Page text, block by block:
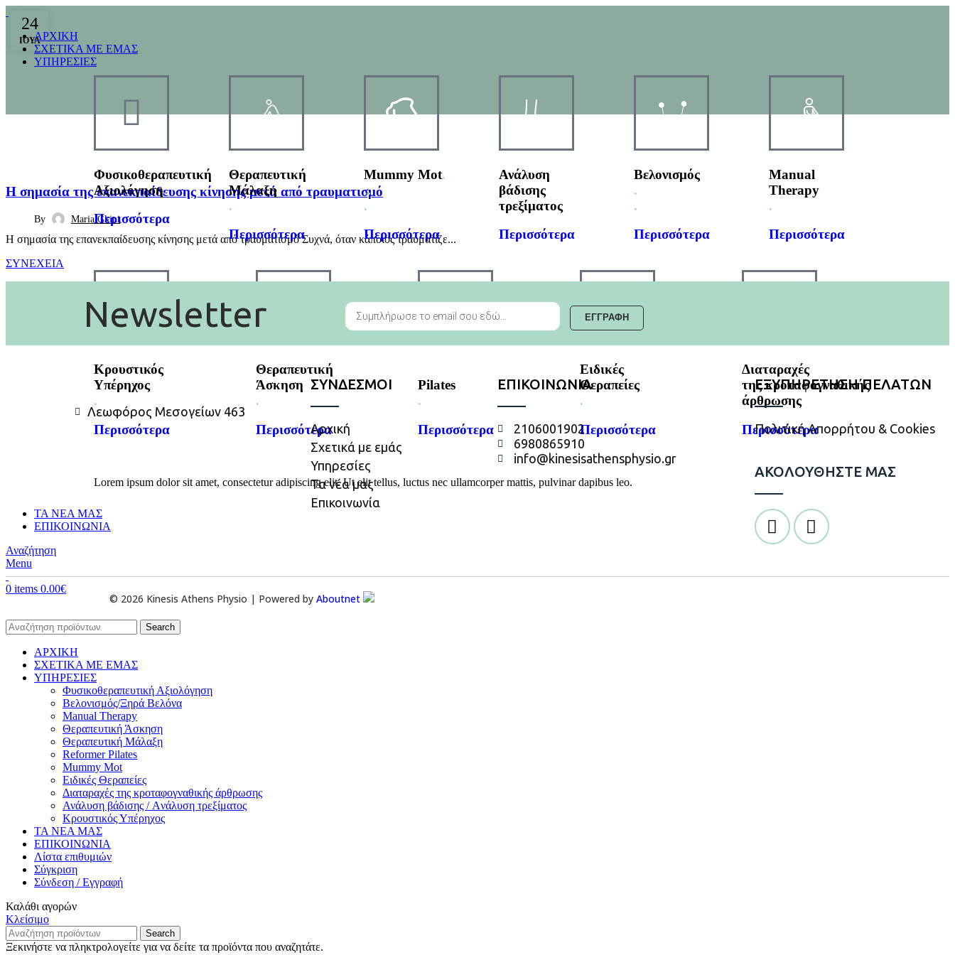
ΑΡΧΙΚΗ
ΣΧΕΤΙΚΑ ΜΕ ΕΜΑΣ
ΥΠΗΡΕΣΙΕΣ
Φυσικοθεραπευτική
Αξιολόγηση.
Περισσότερα
Θεραπευτική
Μάλαξη
.
Περισσότερα
Mummy Mot.
..
.
Περισσότερα
Ανάλυση
βάδισης
τρεξίματος
Περισσότερα
Βελονισμός
.
.
Περισσότερα
Manual
Therapy
.
Περισσότερα
Κρουστικός
Υπέρηχος
.
Περισσότερα
Θεραπευτική
Άσκηση
.
Περισσότερα
Pilates
.
Περισσότερα
Ειδικές
Θεραπείες
.
Περισσότερα
Διαταραχές
της κροταφογναθικής
άρθρωσης
Περισσότερα
Lorem ipsum dolor sit amet, consectetur adipiscing elit. Ut elit tellus, luctus nec ullamcorper mattis, pulvinar dapibus leo.
ΤΑ ΝΕΑ ΜΑΣ
ΕΠΙΚΟΙΝΩΝΙΑ
Αναζήτηση
Menu
0 items 0.00€
24
ΙΟΎΛ
Η σημασία της επανεκπαίδευσης κίνησης μετά από τραυματισμό
By Maria Gkini
Η σημασία της επανεκπαίδευσης κίνησης μετά από τραυματισμό Συχνά, όταν κάποιος τραυματίζε...
ΣΥΝΕΧΕΙΑ
Newsletter ΕΓΓΡΑΦΗ
Λεωφόρος Μεσογείων 463
ΣΥΝΔΕΣΜΟΙ
Αρχική
Σχετικά με εμάς
Υπηρεσίες
Τα νέα μας
Επικοινωνία
ΕΠΙΚΟΙΝΩΝΙΑ
2106001902
6980865910
info@kinesisathensphysio.gr
ΕΞΥΠΗΡΕΤΗΣΗ ΠΕΛΑΤΩΝ
Πολιτική Απορρήτου & Cookies
ΑΚΟΛΟΥΘΗΣΤΕ ΜΑΣ
© 2026 Kinesis Athens Physio | Powered by Aboutnet
Search
ΑΡΧΙΚΗ
ΣΧΕΤΙΚΑ ΜΕ ΕΜΑΣ
ΥΠΗΡΕΣΙΕΣ
Φυσικοθεραπευτική Αξιολόγηση
Βελονισμός/Ξηρά Βελόνα
Manual Therapy
Θεραπευτική Άσκηση
Θεραπευτική Μάλαξη
Reformer Pilates
Mummy Mot
Ειδικές Θεραπείες
Διαταραχές της κροταφογναθικής άρθρωσης
Ανάλυση βάδισης / Aνάλυση τρεξίματος
Κρουστικός Υπέρηχος
ΤΑ ΝΕΑ ΜΑΣ
ΕΠΙΚΟΙΝΩΝΙΑ
Λίστα επιθυμιών
Σύγκριση
Σύνδεση / Εγγραφή
Καλάθι αγορών
Κλείσιμο
Search
Ξεκινήστε να πληκτρολογείτε για να δείτε τα προϊόντα που αναζητάτε.